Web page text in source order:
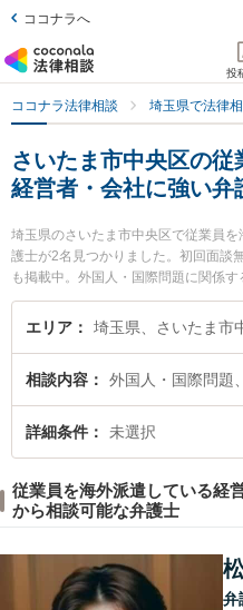
ココナラへ
投
ココナラ法律相談 埼玉県で法律
さいたま市中央区の
経営者・会社に強い弁
埼玉県のさいたま市中央区で従業員
護士が2名見つかりました。初回面談
も掲載中。外国人・国際問題に関係
細かな分野での絞り込み検索もでき
二弁護士やさいたま新都心法律事務
士に相談したい』『従業員を海外派
実績豊富な近くの弁護士を検索した
ている経営者・会社を法律相談でき
エリア 埼玉県、さいたま市
相談内容
詳細条件 未選択
従業員を海外派遣している経
から相談可能な弁護士
弁